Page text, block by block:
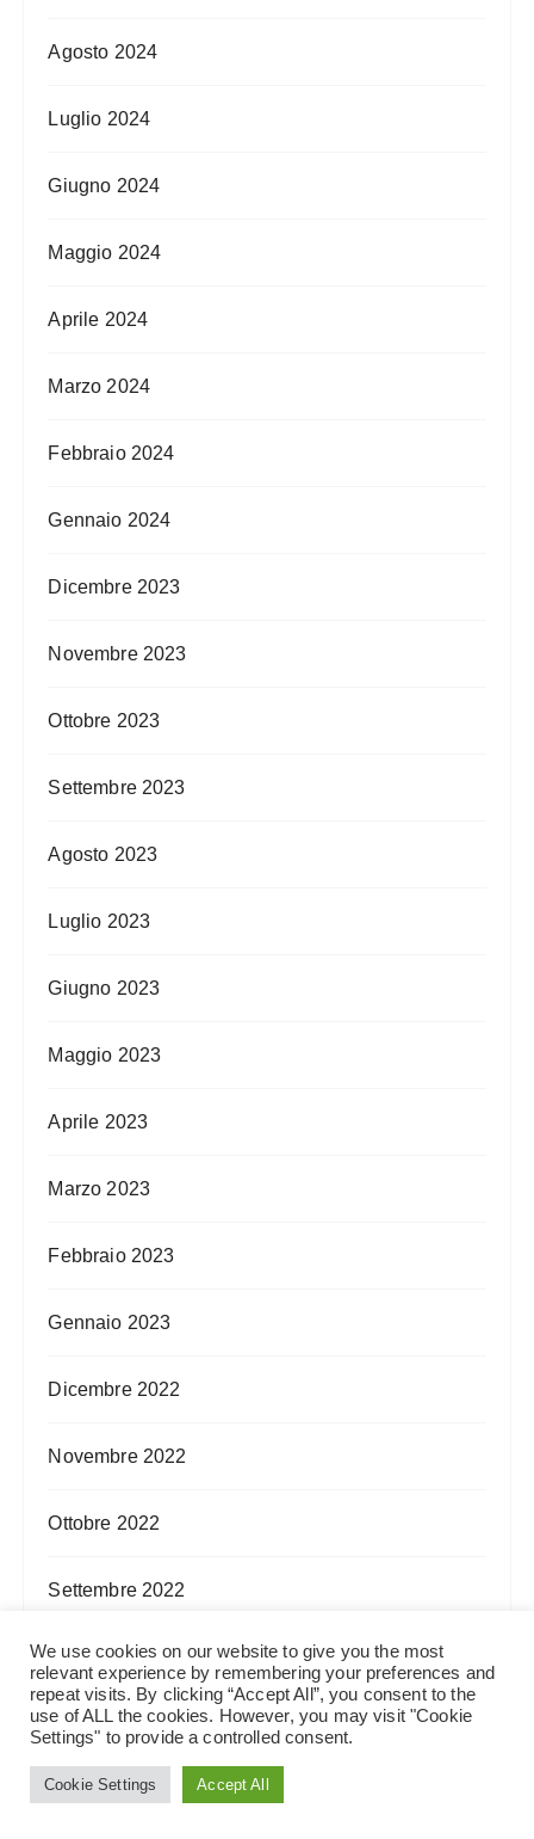
Agosto 2024
Luglio 2024
Giugno 2024
Maggio 2024
Aprile 2024
Marzo 2024
Febbraio 2024
Gennaio 2024
Dicembre 2023
Novembre 2023
Ottobre 2023
Settembre 2023
Agosto 2023
Luglio 2023
Giugno 2023
Maggio 2023
Aprile 2023
Marzo 2023
Febbraio 2023
Gennaio 2023
Dicembre 2022
Novembre 2022
Ottobre 2022
Settembre 2022
Agosto 2022
Luglio 2022
Giugno 2022
We use cookies on our website to give you the most
relevant experience by remembering your preferences and
repeat visits. By clicking “Accept All”, you consent to the
use of ALL the cookies. However, you may visit "Cookie
Settings" to provide a controlled consent.
Cookie Settings Accept All